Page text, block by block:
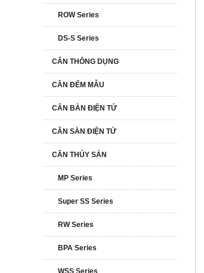
ROW Series
DS-S Series
CÂN THÔNG DỤNG
CÂN ĐẾM MẪU
CÂN BÀN ĐIỆN TỬ
CÂN SÀN ĐIỆN TỬ
CÂN THỦY SẢN
MP Series
Super SS Series
RW Series
BPA Series
WSS Series